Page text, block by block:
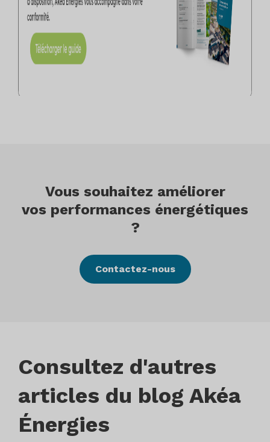
Vous souhaitez améliorer
vos performances énergétiques
?
Contactez-nous
Consultez d'autres
articles du blog Akéa
Énergies